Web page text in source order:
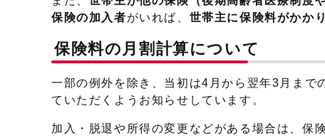
保険の加入者がいれば、 世帯主に保険料がかか
保険料の月割計算について
一部の例外を除き、当初は4月から翌年3月ま
ていただくようお知らせしています。
加入・脱退や所得の変更などがある場合は、保